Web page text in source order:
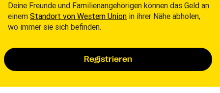
Deine Freunde und Familienangehörigen können das Geld an
einem Standort von Western Union in ihrer Nähe abholen,
wo immer sie sich befinden.
Registrieren